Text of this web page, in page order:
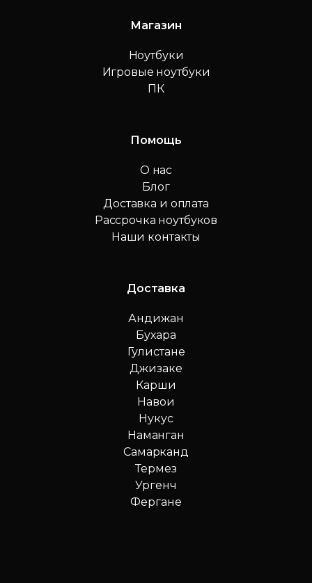
Магазин
Ноутбуки
Игровые ноутбуки
ПК
Помощь
О нас
Блог
Доставка и оплата
Рассрочка ноутбуков
Наши контакты
Доставка
Андижан
Бухара
Гулистане
Джизаке
Карши
Навои
Нукус
Наманган
Самарканд
Термез
Ургенч
Фергане